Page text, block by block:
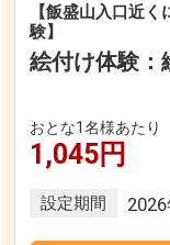
【飯盛山入口近
験】
絵付け体験：
おとな1名様あたり
1,045円
設定期間